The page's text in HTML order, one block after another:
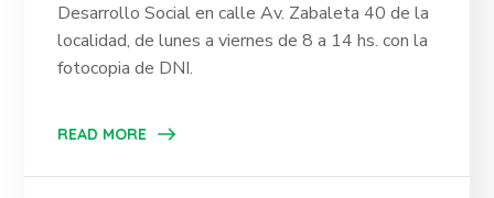
Desarrollo Social en calle Av. Zabaleta 40 de la
localidad, de lunes a viernes de 8 a 14 hs. con la
fotocopia de DNI.
READ MORE